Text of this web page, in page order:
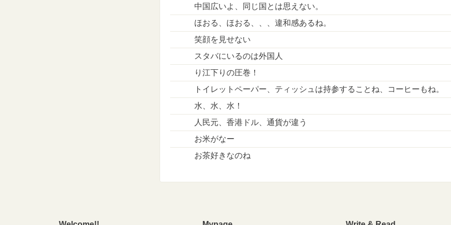
中国広いよ、同じ国とは思えない。
ほおる、ほおる、、、違和感あるね。
笑顔を見せない
スタバにいるのは外国人
り江下りの圧巻！
トイレットペーパー、ティッシュは持参することね、コーヒーもね。
水、水、水！
人民元、香港ドル、通貨が違う
お米がなー
お茶好きなのね